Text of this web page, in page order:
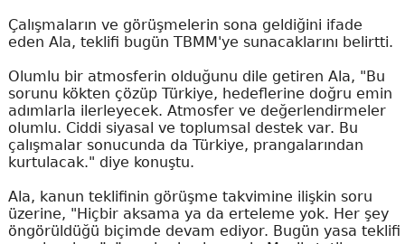
Çalışmaların ve görüşmelerin sona geldiğini ifade
eden Ala, teklifi bugün TBMM'ye sunacaklarını belirtti.
Olumlu bir atmosferin olduğunu dile getiren Ala, "Bu
sorunu kökten çözüp Türkiye, hedeflerine doğru emin
adımlarla ilerleyecek. Atmosfer ve değerlendirmeler
olumlu. Ciddi siyasal ve toplumsal destek var. Bu
çalışmalar sonucunda da Türkiye, prangalarından
kurtulacak." diye konuştu.
Ala, kanun teklifinin görüşme takvimine ilişkin soru
üzerine, "Hiçbir aksama ya da erteleme yok. Her şey
öngörüldüğü biçimde devam ediyor. Bugün yasa teklifi